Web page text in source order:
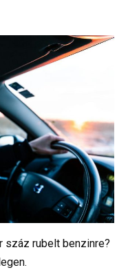
száz rubelt benzinre?